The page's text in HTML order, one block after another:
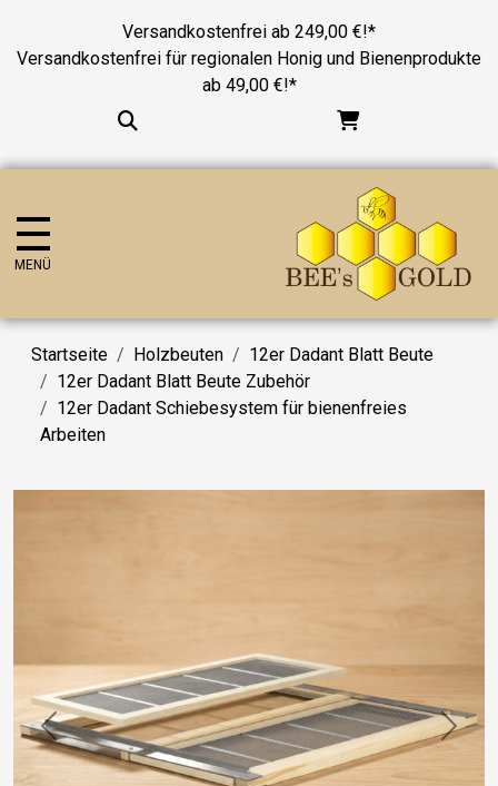
Versandkostenfrei ab 249,00 €!*
Versandkostenfrei für regionalen Honig und Bienenprodukte
ab 49,00 €!*
MENÜ
Startseite Holzbeuten
12er Dadant Blatt Beute
12er Dadant Blatt Beute Zubehör
12er Dadant Schiebesystem für bienenfreies
Arbeiten
Previous Next